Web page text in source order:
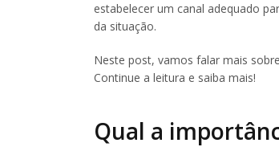
estabelecer um canal adequado
da situação.
Neste post, vamos falar mais
Continue a leitura e saiba mais!
Qual a